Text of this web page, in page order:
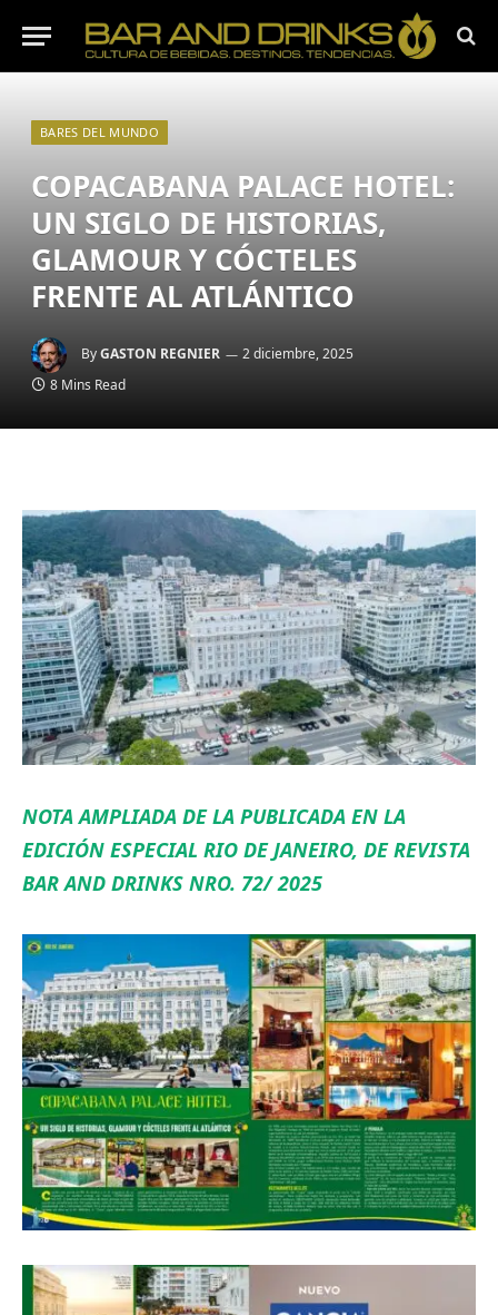
BARES DEL MUNDO
COPACABANA PALACE HOTEL:
UN SIGLO DE HISTORIAS,
GLAMOUR Y CÓCTELES
FRENTE AL ATLÁNTICO
ByGASTON REGNIER
2 diciembre, 2025
8 Mins Read
NOTA AMPLIADA DE LA PUBLICADA EN LA
EDICIÓN ESPECIAL RIO DE JANEIRO, DE REVISTA
BAR AND DRINKS NRO. 72/ 2025